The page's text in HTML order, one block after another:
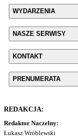
WYDARZENIA
NASZE SERWISY
KONTAKT
PRENUMERATA
REDAKCJA:
Redaktor Naczelny:
Łukasz Wróblewski